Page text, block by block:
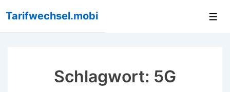
Zum
Tarifwechsel.mobi
Schlagwort: 5G